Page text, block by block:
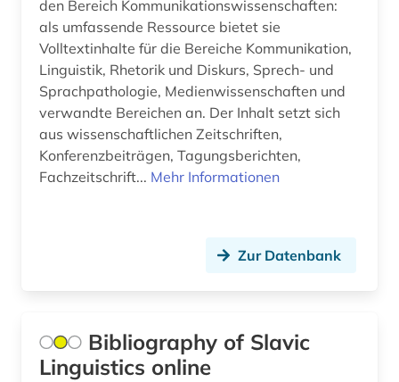
byzantinistik (1)
byzanz (1)
böhmen (2)
bühnenkünstler (1)
cad (1)
chemische reaktion (1)
Suedamerika (6)
Suedasien (1)
Suedostasien (4)
Suedosteuropa (4)
Thueringen (1)
USA (11)
Ungarn (4)
den Bereich Kommunikationswissenschaften:
als umfassende Ressource bietet sie
Volltextinhalte für die Bereiche Kommunikation,
Linguistik, Rhetorik und Diskurs, Sprech- und
Sprachpathologie, Medienwissenschaften und
verwandte Bereichen an. Der Inhalt setzt sich
aus wissenschaftlichen Zeitschriften,
Konferenzbeiträgen, Tagungsberichten,
Fachzeitschrift... Mehr Informationen
Zur Datenbank
Bibliography of Slavic
Linguistics online